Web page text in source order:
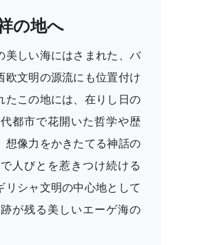
の地へ
美しい海にはさまれた、バ
欧文明の源流にも位置付け
たこの地には、在りし日の
都市で花開いた哲学や歴
想像力をかきたてる神話の
人びとを惹きつけ続ける
シャ文明の中心地として
が残る美しいエーゲ海の